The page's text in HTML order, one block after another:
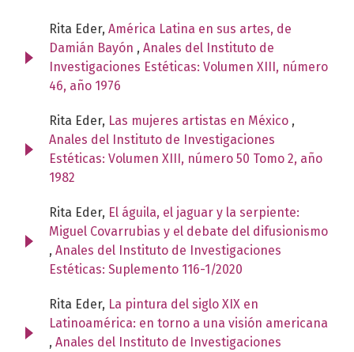
Rita Eder, América Latina en sus artes, de
Damián Bayón , Anales del Instituto de
Investigaciones Estéticas: Volumen XIII, número
46, año 1976
Rita Eder, Las mujeres artistas en México ,
Anales del Instituto de Investigaciones
Estéticas: Volumen XIII, número 50 Tomo 2, año
1982
Rita Eder, El águila, el jaguar y la serpiente:
Miguel Covarrubias y el debate del difusionismo
, Anales del Instituto de Investigaciones
Estéticas: Suplemento 116-1/2020
Rita Eder, La pintura del siglo XIX en
Latinoamérica: en torno a una visión americana
, Anales del Instituto de Investigaciones